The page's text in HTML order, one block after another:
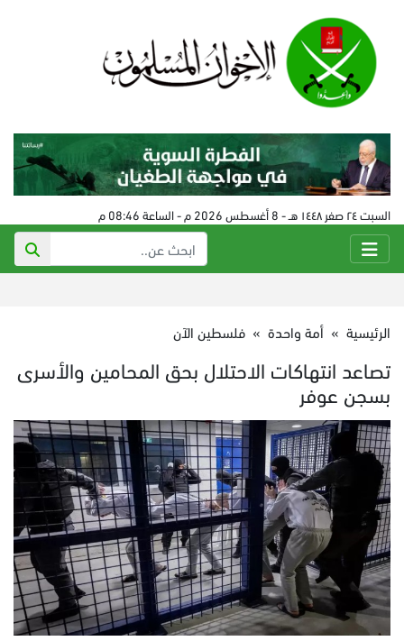
السبت ٢٤ صفر ١٤٤٨ هـ - 8 أغسطس 2026 م - الساعة 08:46 م
الرئيسية » أمة واحدة » فلسطين الآن
تصاعد انتهاكات الاحتلال بحق المحامين والأسرى
بسجن عوفر